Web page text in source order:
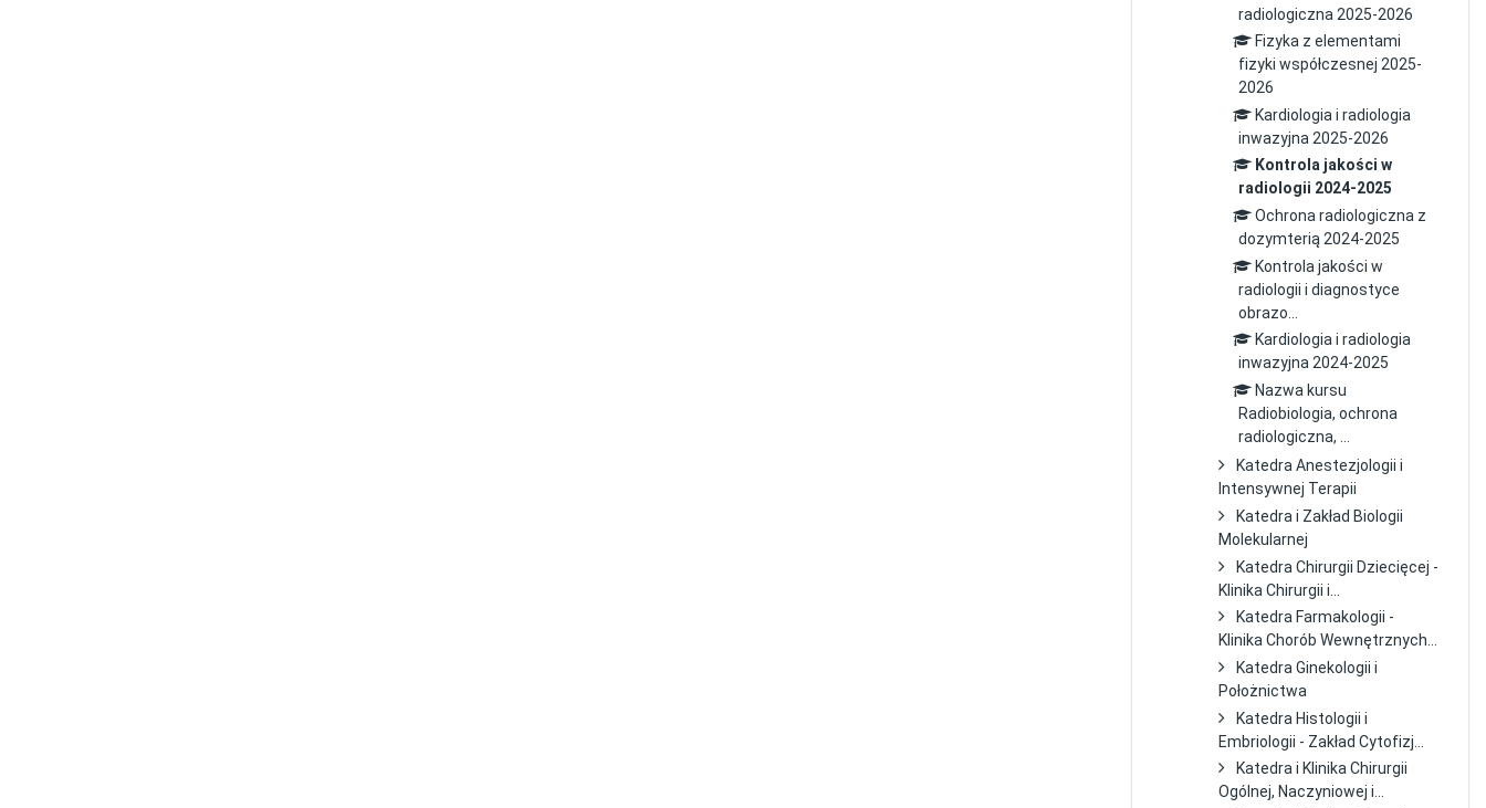
radiologiczna 2025-2026
Fizyka z elementami
fizyki współczesnej 2025-
2026
Kardiologia i radiologia
inwazyjna 2025-2026
Kontrola jakości w
radiologii 2024-2025
Ochrona radiologiczna z
dozymterią 2024-2025
Kontrola jakości w
radiologii i diagnostyce
obrazo...
Kardiologia i radiologia
inwazyjna 2024-2025
Nazwa kursu
Radiobiologia, ochrona
radiologiczna, ...
Katedra Anestezjologii i
Intensywnej Terapii
Katedra i Zakład Biologii
Molekularnej
Katedra Chirurgii Dziecięcej -
Klinika Chirurgii i...
Katedra Farmakologii -
Klinika Chorób Wewnętrznych...
Katedra Ginekologii i
Położnictwa
Katedra Histologii i
Embriologii - Zakład Cytofizj...
Katedra i Klinika Chirurgii
Ogólnej, Naczyniowej i...